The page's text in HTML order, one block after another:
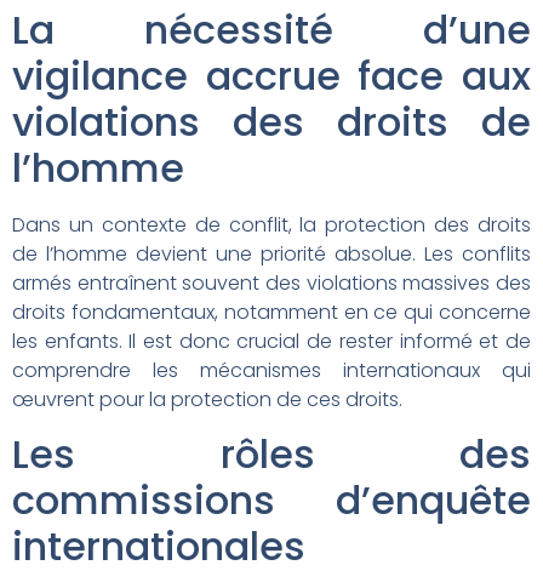
La nécessité d’une
vigilance accrue face aux
violations des droits de
l’homme
Dans un contexte de conflit, la protection des droits
de l’homme devient une priorité absolue. Les conflits
armés entraînent souvent des violations massives des
droits fondamentaux, notamment en ce qui concerne
les enfants. Il est donc crucial de rester informé et de
comprendre les mécanismes internationaux qui
œuvrent pour la protection de ces droits.
Les rôles des
commissions d’enquête
internationales